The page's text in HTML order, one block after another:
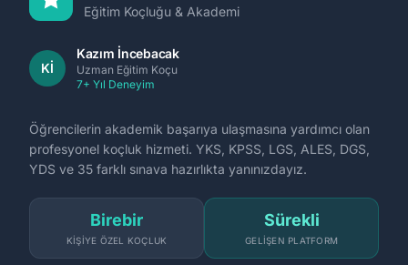
Eğitim Koçluğu & Akademi
Kİ
Kazım İncebacak
Uzman Eğitim Koçu
7+ Yıl Deneyim
Öğrencilerin akademik başarıya ulaşmasına yardımcı olan
profesyonel koçluk hizmeti. YKS, KPSS, LGS, ALES, DGS,
YDS ve 35 farklı sınava hazırlıkta yanınızdayız.
Birebir
KIŞIYE ÖZEL KOÇLUK
Sürekli
GELIŞEN PLATFORM